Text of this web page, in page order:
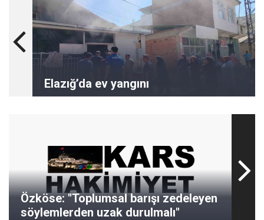
Elazığ’da ev yangını
Özköse: "Toplumsal barışı zedeleyen
söylemlerden uzak durulmalı"